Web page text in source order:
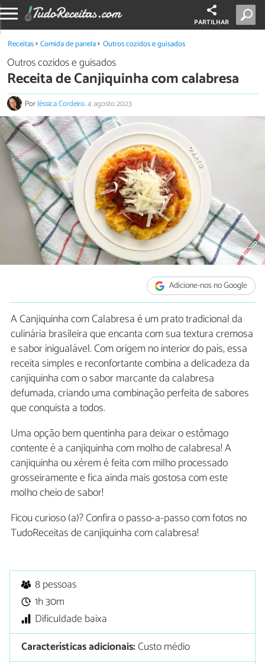
PARTILHAR
Receitas Comida de panela Outros cozidos e guisados
Outros cozidos e guisados
Receita de Canjiquinha com calabresa
PorJéssica Cordeiro.4 agosto 2023
Adicione-nos no Google
A Canjiquinha com Calabresa é um prato tradicional da
culinária brasileira que encanta com sua textura cremosa
e sabor inigualável. Com origem no interior do país, essa
receita simples e reconfortante combina a delicadeza da
canjiquinha com o sabor marcante da calabresa
defumada, criando uma combinação perfeita de sabores
que conquista a todos.
Uma opção bem quentinha para deixar o estômago
contente é a canjiquinha com molho de calabresa! A
canjiquinha ou xérem é feita com milho processado
grosseiramente e fica ainda mais gostosa com este
molho cheio de sabor!
Ficou curioso (a)? Confira o passo-a-passo com fotos no
TudoReceitas de canjiquinha com calabresa!
8 pessoas
1h 30m
Dificuldade baixa
Características adicionais:Custo médio